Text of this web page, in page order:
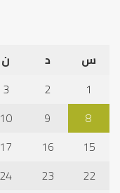
س
د ن
1
2
3
8
9
10
15
16
17
22
23
24